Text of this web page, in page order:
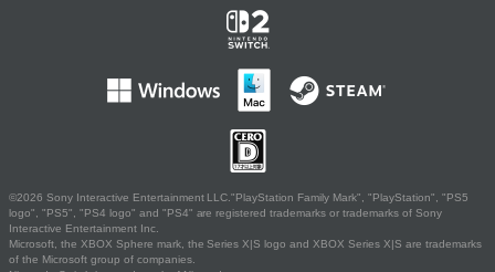
©2026 Sony Interactive Entertainment LLC."PlayStation Family Mark", "PlayStation", "PS5
logo", "PS5", "PS4 logo" and "PS4" are registered trademarks or trademarks of Sony
Interactive Entertainment Inc.
Microsoft, the XBOX Sphere mark, the Series X|S logo and XBOX Series X|S are trademarks
of the Microsoft group of companies.